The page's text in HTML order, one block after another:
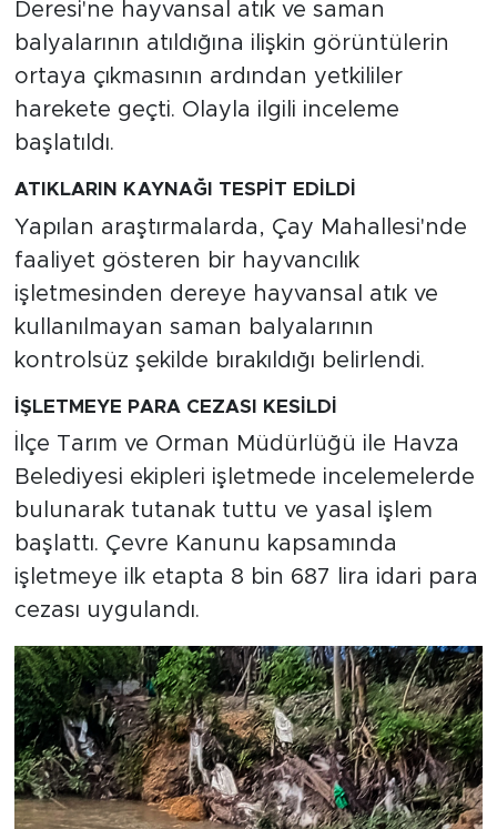
Deresi'ne hayvansal atık ve saman
balyalarının atıldığına ilişkin görüntülerin
ortaya çıkmasının ardından yetkililer
harekete geçti. Olayla ilgili inceleme
başlatıldı.
ATIKLARIN KAYNAĞI TESPİT EDİLDİ
Yapılan araştırmalarda, Çay Mahallesi'nde
faaliyet gösteren bir hayvancılık
işletmesinden dereye hayvansal atık ve
kullanılmayan saman balyalarının
kontrolsüz şekilde bırakıldığı belirlendi.
İŞLETMEYE PARA CEZASI KESİLDİ
İlçe Tarım ve Orman Müdürlüğü ile Havza
Belediyesi ekipleri işletmede incelemelerde
bulunarak tutanak tuttu ve yasal işlem
başlattı. Çevre Kanunu kapsamında
işletmeye ilk etapta 8 bin 687 lira idari para
cezası uygulandı.